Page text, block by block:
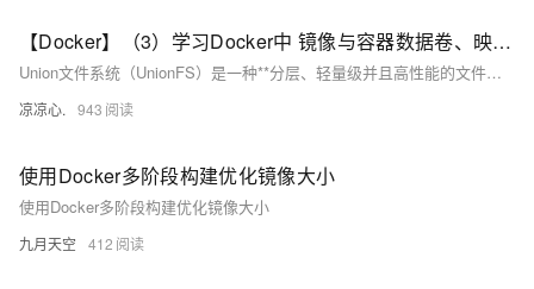
【Docker】（3）学习Docker中 镜像与容器数据卷、映射关系！手把手带你安装 MySql主从同步 和 Redis三主三从集群！并且进行主从切换与扩容操作，还有分析 哈希分区 等知识点！
Union文件系统（UnionFS）是一种**分层、轻量级并且高性能的文件系统**，它支持对文件系统的修改作为一次提交来一层层的叠加，同时可以将不同目录挂载到同一个虚拟文件系统下(unite several directories into a single virtual filesystem) Union 文件系统是 Docker 镜像的基础。 镜像可以通过分层来进行继承，基于基础镜像（没有父镜像），可以制作各种具体的应用镜像。
凉凉心. 943
使用Docker多阶段构建优化镜像大小
使用Docker多阶段构建优化镜像大小
九月天空 412